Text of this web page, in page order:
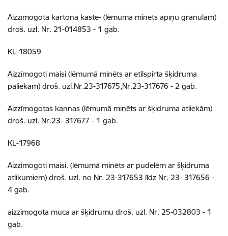
Aizzīmogota kartona kaste- (lēmumā minēts apīņu granulām)
droš. uzl. Nr. 21-014853 - 1 gab.
KL-18059
Aizzīmogoti maisi (lēmumā minēts ar etilspirta šķidruma
paliekām) droš. uzl.Nr.23-317675,Nr.23-317676 - 2 gab.
Aizzīmogotas kannas (lēmumā minēts ar šķidruma atliekām)
droš. uzl. Nr.23- 317677 - 1 gab.
KL-17968
Aizzīmogoti maisi. (lēmumā minēts ar pudelēm ar šķidruma
atlikumiem) droš. uzl. no Nr. 23-317653 līdz Nr. 23- 317656 -
4 gab.
aizzīmogota muca ar šķidrumu droš. uzl. Nr. 25-032803 - 1
gab.